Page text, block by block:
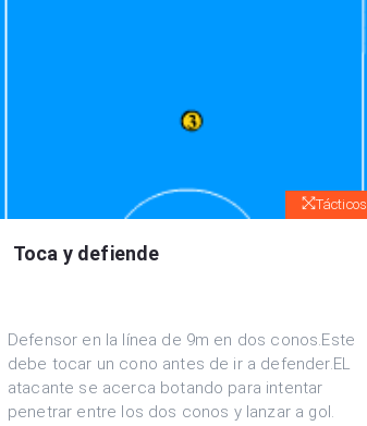
Tácticos
Toca y defiende
Defensor en la línea de 9m en dos conos.Este
debe tocar un cono antes de ir a defender.EL
atacante se acerca botando para intentar
penetrar entre los dos conos y lanzar a gol.